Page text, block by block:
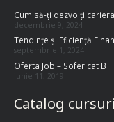
Cum să-ți dezvolți
decembrie 9, 2024
Tendințe și Eficiență
septembrie 1, 2024
Oferta Job – Sofer cat B
iunie 11, 2019
Catalog cursuri